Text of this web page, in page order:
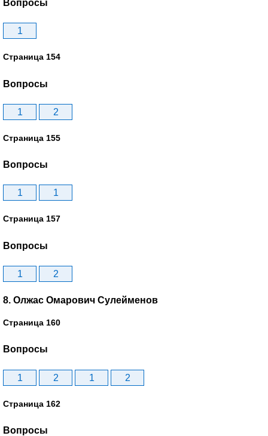
Вопросы
1
Страница 154
Вопросы
1 2
Страница 155
Вопросы
1 1
Страница 157
Вопросы
1 2
8. Олжас Омарович Сулейменов
Страница 160
Вопросы
1 2 1 2
Страница 162
Вопросы